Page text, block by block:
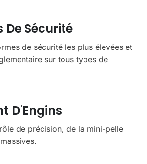
De Sécurité
de sécurité les plus élevées et
sur tous types de
D'Engins
de précision, de la mini-pelle